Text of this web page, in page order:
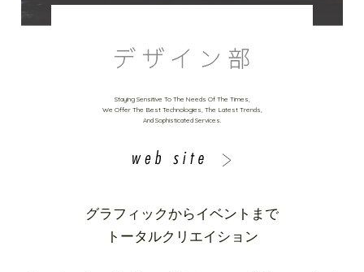
Staying Sensitive To The Needs Of The Times,
We Offer The Best Technologies, The Latest Trends,
And Sophisticated Services.
グラフィックからイベントまで
トータルクリエイション